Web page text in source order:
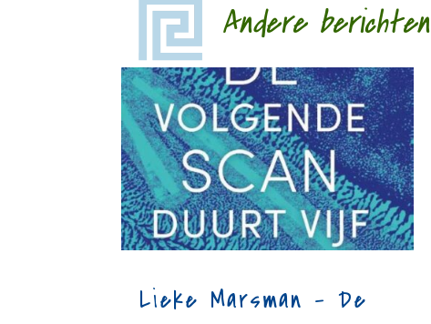
Andere berichten
Lieke Marsman – De